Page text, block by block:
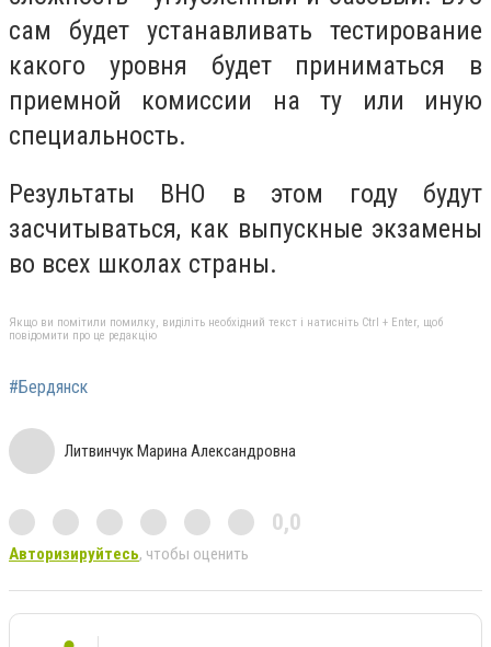
сам будет устанавливать тестирование
какого уровня будет приниматься в
приемной комиссии на ту или иную
специальность.
Результаты ВНО в этом году будут
засчитываться, как выпускные экзамены
во всех школах страны.
Якщо ви помітили помилку, виділіть необхідний текст і натисніть Ctrl + Enter, щоб
повідомити про це редакцію
#Бердянск
Литвинчук Марина Александровна
0,0
Авторизируйтесь, чтобы оценить